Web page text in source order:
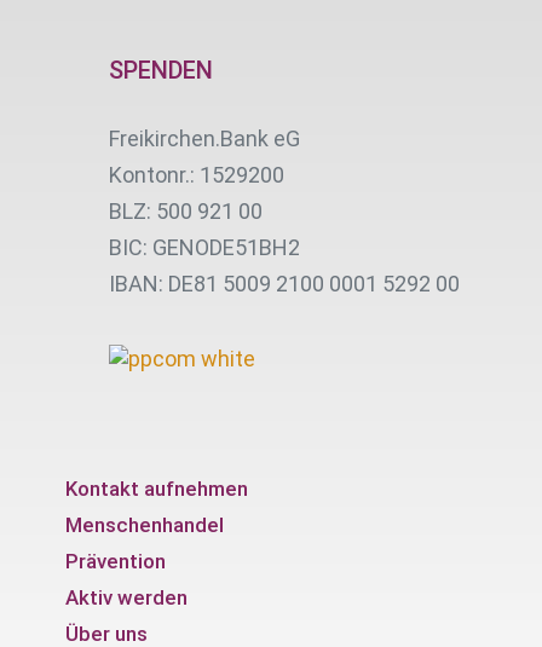
SPENDEN
Freikirchen.Bank eG
Kontonr.: 1529200
BLZ: 500 921 00
BIC: GENODE51BH2
IBAN: DE81 5009 2100 0001 5292 00
Kontakt aufnehmen
Menschenhandel
Prävention
Aktiv werden
Über uns